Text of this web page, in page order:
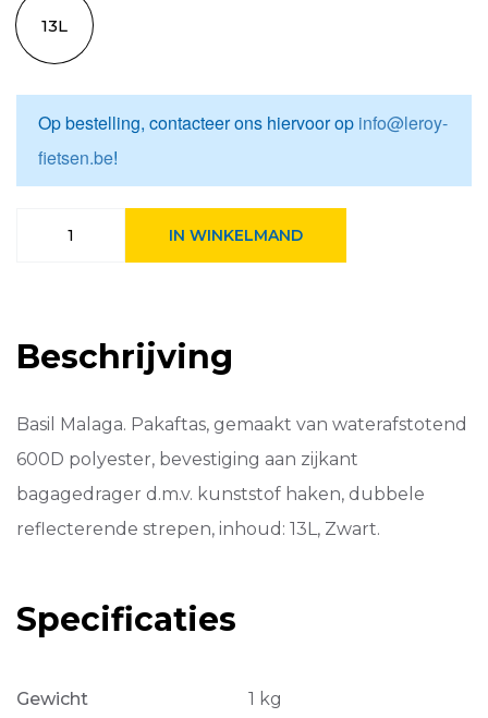
13L
Op bestelling, contacteer ons hiervoor op info@leroy-
fietsen.be!
fietstas
IN WINKELMAND
Beschrijving
Basil Malaga. Pakaftas, gemaakt van waterafstotend
600D polyester, bevestiging aan zijkant
bagagedrager d.m.v. kunststof haken, dubbele
reflecterende strepen, inhoud: 13L, Zwart.
Specificaties
Gewicht 1 kg